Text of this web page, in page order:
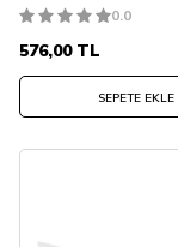
0.0
576,00TL
SEPETE EKLE